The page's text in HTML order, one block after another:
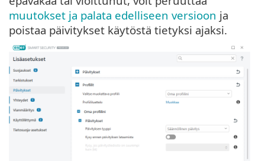
muutokset ja palata edelliseen versioon ja
poistaa päivitykset käytöstä tietyksi ajaksi.